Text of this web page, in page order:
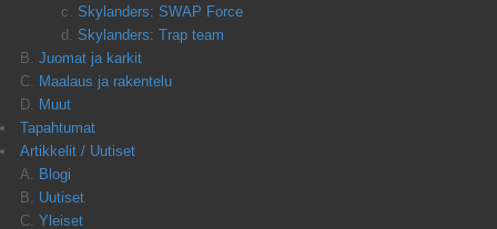
Skylanders: SWAP Force
Skylanders: Trap team
Juomat ja karkit
Maalaus ja rakentelu
Muut
Tapahtumat
Artikkelit / Uutiset
Blogi
Uutiset
Yleiset